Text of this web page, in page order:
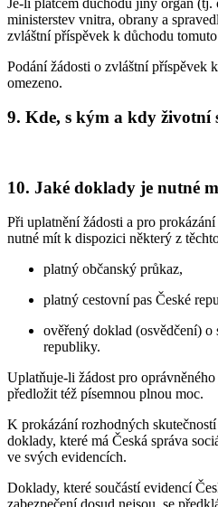
ministerstev vnitra, obrany a
zvláštní příspěvek k důchodu
Podání žádosti o zvláštní příspěvek
omezeno.
9. Kde, s kým a kdy životní
10. Jaké doklady je nutné
Při uplatnění žádosti a pro
nutné mít k dispozici některý z
platný občanský průkaz,
platný cestovní pas České
ověřený doklad (osvědčení) o
republiky.
Uplatňuje-li žádost pro
předložit též písemnou plnou moc.
K prokázání rozhodných
doklady, které má Česká správa
ve svých evidencích.
Doklady, které součástí evidencí